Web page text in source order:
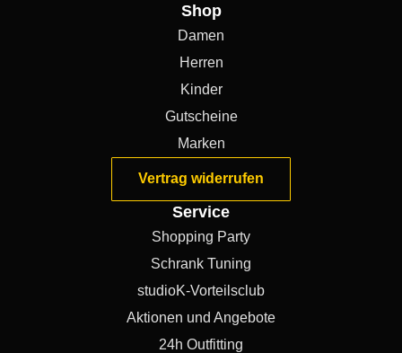
Shop
Damen
Herren
Kinder
Gutscheine
Marken
Vertrag widerrufen
Service
Shopping Party
Schrank Tuning
studioK-Vorteilsclub
Aktionen und Angebote
24h Outfitting